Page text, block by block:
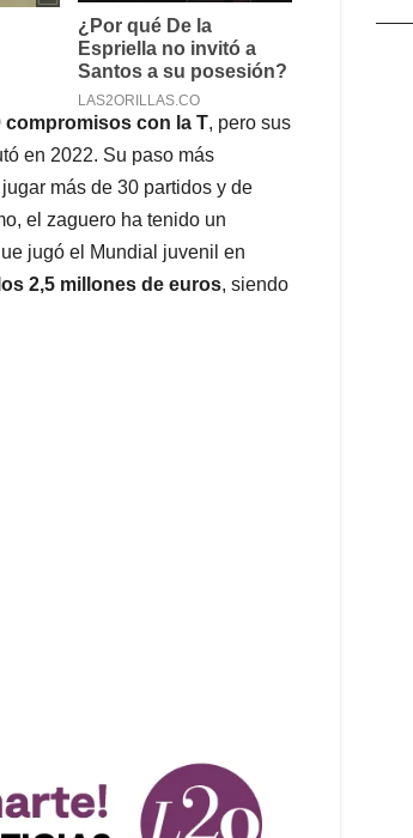
compromisos con la T, pero sus
en 2022. Su paso más
más de 30 partidos y de
el zaguero ha tenido un
jugó el Mundial juvenil en
2,5 millones de euros, siendo